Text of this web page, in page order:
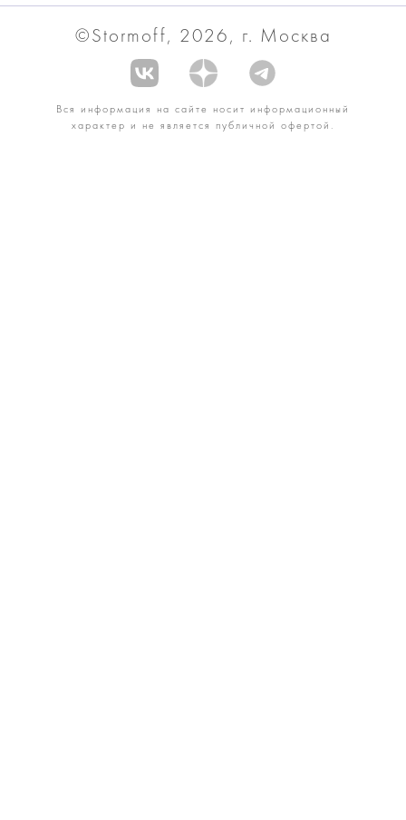
©Stormoff, 2026, г. Москва
Вся информация на сайте носит информационный
характер и не является публичной офертой.